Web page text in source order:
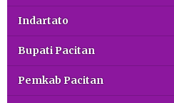
Indartato
Bupati Pacitan
Pemkab Pacitan